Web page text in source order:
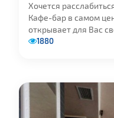
Хочется
Кафе-бар в самом
открывает для Вас
1880